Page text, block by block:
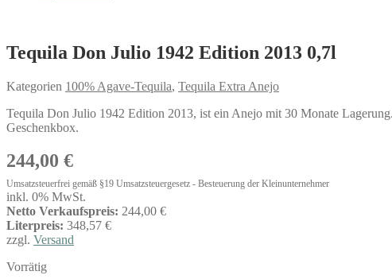
Tequila Don Julio 1942 Edition 2013 0,7l
Kategorien 100% Agave-Tequila, Tequila Extra Anejo
Tequila Don Julio 1942 Edition 2013, ist ein Anejo mit 30 Monate
Geschenkbox.
244,00 €
Umsatzsteuerfrei gemäß §19 Umsatzsteuergesetz - Besteuerung der Kleinunternehmer
inkl. 0% MwSt.
Netto Verkaufspreis: 244,00 €
Literpreis: 348,57 €
zzgl. Versand
Vorrätig